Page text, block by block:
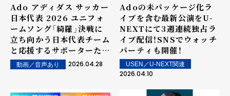
Ado アディダス サッカー
日本代表 2026 ユニフォ
ームソング「綺羅」決戦に
立ち向かう日本代表チーム
と応援するサポーターたち
を表現したMVが公開！ ＊
本人コメントあり＊
動画／音声あり 2026.04.28
Adoの未パッケージ化ラ
イブを含む最新公演をU-
NEXTにて3週連続独占ラ
イブ配信！SNSでウォッチ
パーティも開催！
USEN／U-NEXT関連
2026.04.10